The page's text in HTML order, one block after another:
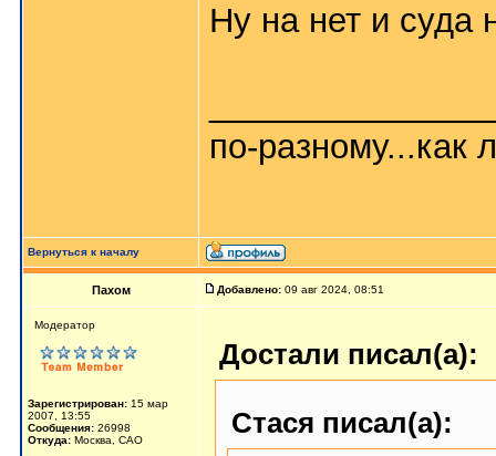
Ну на нет и суда
по-разному...как
Вернуться к началу
Пахом Добавлено: 09 авг 2024, 08:51
Мoдератор
Зарегистрирован: 15 мар
2007, 13:55
Сообщения: 26998
Откуда: Москва, САО
Достали писал(а):
Стася писал(а):